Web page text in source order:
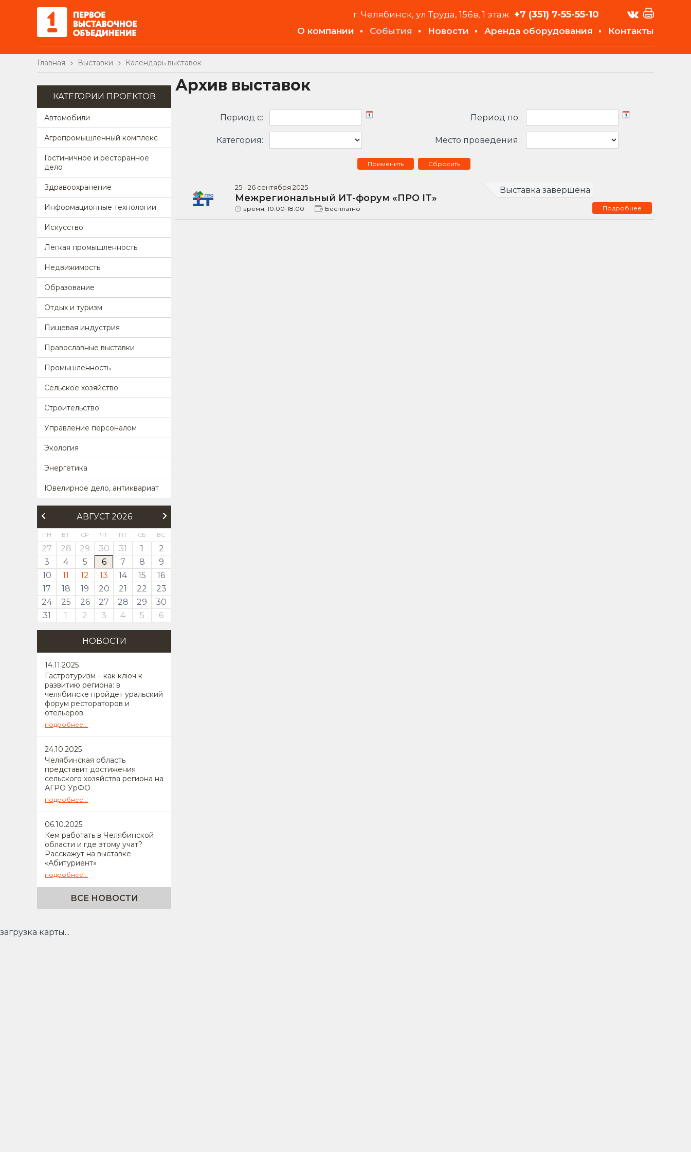
г. Челябинск, ул.Труда, 156в, 1 этаж +7 (351) 7-55-55-10
О компании События Новости Аренда оборудования Контакты
Главная Выставки Календарь выставок
КАТЕГОРИИ ПРОЕКТОВ
Автомобили
Агропромышленный комплекс
Гостиничное и ресторанное
дело
Здравоохранение
Информационные технологии
Искусство
Легкая промышленность
Недвижимость
Образование
Отдых и туризм
Пищевая индустрия
Православные выставки
Промышленность
Сельское хозяйство
Строительство
Управление персоналом
Экология
Энергетика
Ювелирное дело, антиквариат
АВГУСТ 2026
ПН ВТ СР ЧТ ПТ СБ ВС
27 28 29 30 31 1
2
3
4 5 6 7 8
9
10
11 12 13 14 15
16
17
18 19 20 21 22
23
24
25 26 27 28 29
30
31
1 2 3 4 5 6
НОВОСТИ
14.11.2025
Гастротуризм – как ключ к
развитию региона: в
челябинске пройдет уральский
форум рестораторов и
отельеров
подробнее...
24.10.2025
Челябинская область
представит достижения
сельского хозяйства региона на
АГРО УрФО
подробнее...
06.10.2025
Кем работать в Челябинской
области и где этому учат?
Расскажут на выставке
«Абитуриент»
подробнее...
ВСЕ НОВОСТИ
Архив выставок
Период c:
Категория:
Период по:
Место проведения:
Сбросить
25-26сентября 2025 Выставка завершена
Межрегиональный ИТ-форум «ПРО IT»
время: 10:00-18:00 Бесплатно Подробнее
загрузка карты...